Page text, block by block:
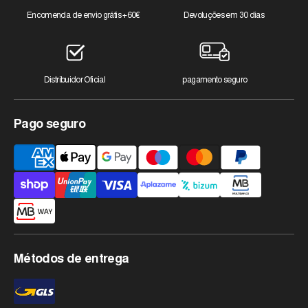
Encomenda de envio grátis +60€ Devoluções em 30 dias
Distribuidor Oficial pagamento seguro
Pago seguro
Métodos
de
pagamento
aceites
Métodos de entrega